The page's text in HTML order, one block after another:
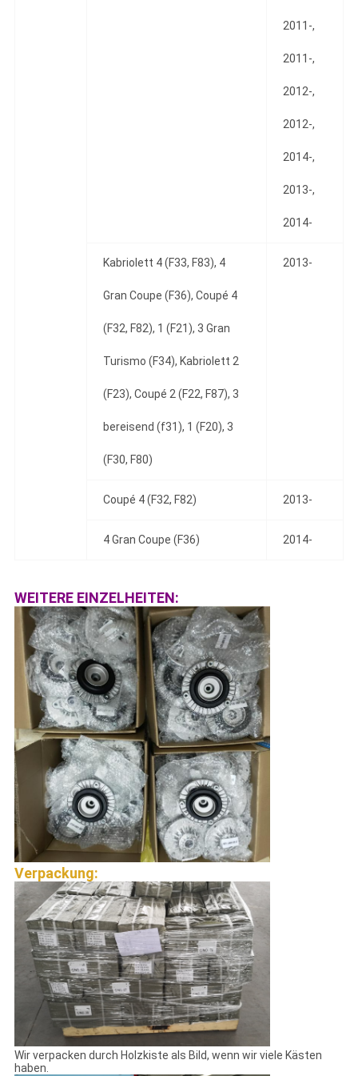
2011-,
2011-,
2012-,
2012-,
2014-,
2013-,
2014-
Kabriolett 4 (F33, F83), 4
Gran Coupe (F36), Coupé 4
(F32, F82), 1 (F21), 3 Gran
Turismo (F34), Kabriolett 2
(F23), Coupé 2 (F22, F87), 3
bereisend (f31), 1 (F20), 3
(F30, F80)
2013-
Coupé 4 (F32, F82) 2013-
4 Gran Coupe (F36) 2014-
WEITERE EINZELHEITEN:
Verpackung:
Wir verpacken durch Holzkiste als Bild, wenn wir viele Kästen
haben.